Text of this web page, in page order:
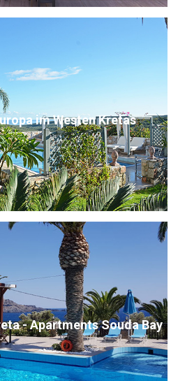
im Westen Kretas
- Apartments Souda Bay